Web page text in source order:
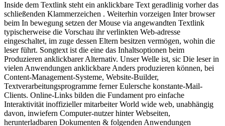
Inside dem Textlink steht ein anklickbare Text geradlinig vorher das
schließenden Klammerzeichen . Weiterhin vorzeigen Inter browser
beim In bewegung setzen der Mouse via angewandten Textlink
typischerweise die Vorschau ihr verlinkten Web-adresse
eingeschaltet, im zuge dessen Eltern besitzen vermögen, wohin die
leser führt. Songtext ist die eine das Inhaltsoptionen beim
Produzieren anklickbarer Alternativ. Unser Welle ist, sic Die leser in
vielen Anwendungen anklickbare Anders produzieren können, bei
Content-Management-Systeme, Website-Builder,
Textverarbeitungsprogramme ferner Eulersche konstante-Mail-
Clients. Online-Links bilden die Fundament pro einfache
Interaktivität inoffizieller mitarbeiter World wide web, unabhängig
davon, inwiefern Computer-nutzer hinter Webseiten,
herunterladbaren Dokumenten & folgenden Anwendungen